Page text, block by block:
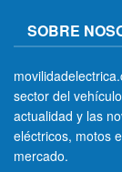
SOBRE
sector del
actualidad y las
eléctricos, motos
mercado.